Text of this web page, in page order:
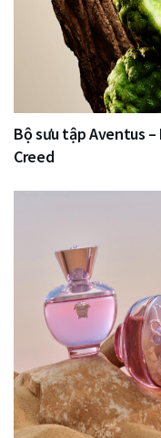
Bộ sưu tập Aventus
Creed